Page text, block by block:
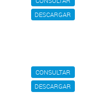
DESCARGAR
CONSULTAR
DESCARGAR